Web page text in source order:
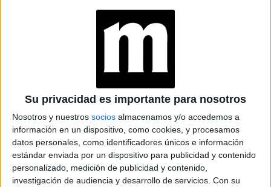
Su privacidad es importante para nosotros
Nosotros y nuestros socios almacenamos y/o accedemos a
información en un dispositivo, como cookies, y procesamos
datos personales, como identificadores únicos e información
estándar enviada por un dispositivo para publicidad y contenido
personalizado, medición de publicidad y contenido,
investigación de audiencia y desarrollo de servicios. Con su
Caras Noticias
Weekend Parabrisas
Look
Luz Mía Lunateen Break BATimes
© Perfil.com 2006-2019 - Todos los derechos reservados
Registro de Propiedad Intelectual: Nro. 5346433